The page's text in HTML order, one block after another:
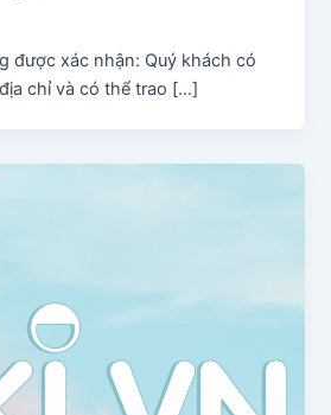
được xác nhận: Quý khách có
chỉ và có thể trao […]